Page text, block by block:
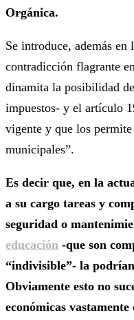
Orgánica.
Se introduce, además en
contradicción flagrante
dinamita la posibilidad
impuestos- y el artículo
vigente y que los
municipales”.
Es decir que, en la
a su cargo tareas y
seguridad o
educación -que son
“indivisible”- la
Obviamente esto no
económicas